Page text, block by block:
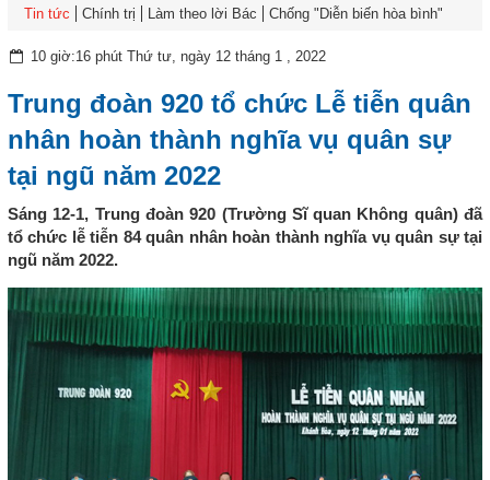
Tin tức
Chính trị Làm theo lời Bác Chống "Diễn biến hòa bình"
10 giờ:16 phút Thứ tư, ngày 12 tháng 1 , 2022
Trung đoàn 920 tổ chức Lễ tiễn quân
nhân hoàn thành nghĩa vụ quân sự
tại ngũ năm 2022
Sáng 12-1, Trung đoàn 920 (Trường Sĩ quan Không quân) đã
tổ chức lễ tiễn 84 quân nhân hoàn thành nghĩa vụ quân sự tại
ngũ năm 2022.